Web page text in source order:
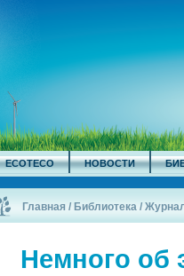
ECOTECO НОВОСТИ
Главная / Библиотека /
Немного об